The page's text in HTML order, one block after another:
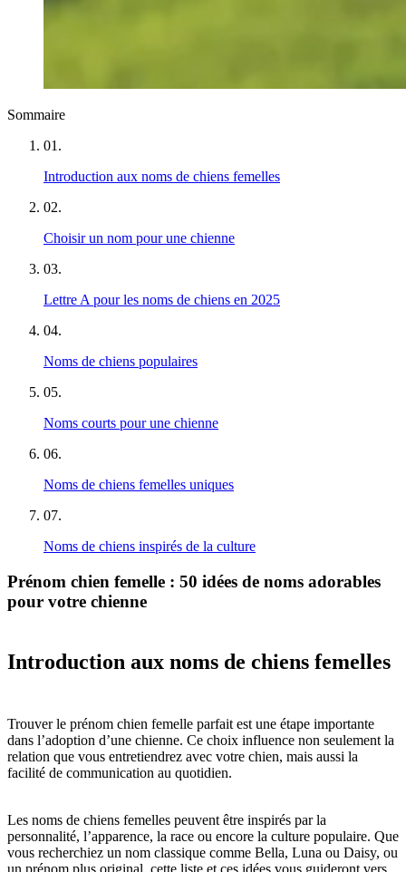
Sommaire
01 .
Introduction aux noms de chiens femelles
02.
Choisir un nom pour une chienne
03.
Lettre A pour les noms de chiens en 2025
04.
Noms de chiens populaires
05.
Noms courts pour une chienne
06.
Noms de chiens femelles uniques
07.
Noms de chiens inspirés de la culture
Prénom chien femelle : 50 idées de noms adorables
pour votre chienne
Introduction aux noms de chiens femelles
Trouver le prénom chien femelle parfait est une étape importante
dans l’adoption d’une chienne. Ce choix influence non seulement la
relation que vous entretiendrez avec votre chien, mais aussi la
facilité de communication au quotidien.
Les noms de chiens femelles peuvent être inspirés par la
personnalité, l’apparence, la race ou encore la culture populaire. Que
vous recherchiez un nom classique comme Bella, Luna ou Daisy, ou